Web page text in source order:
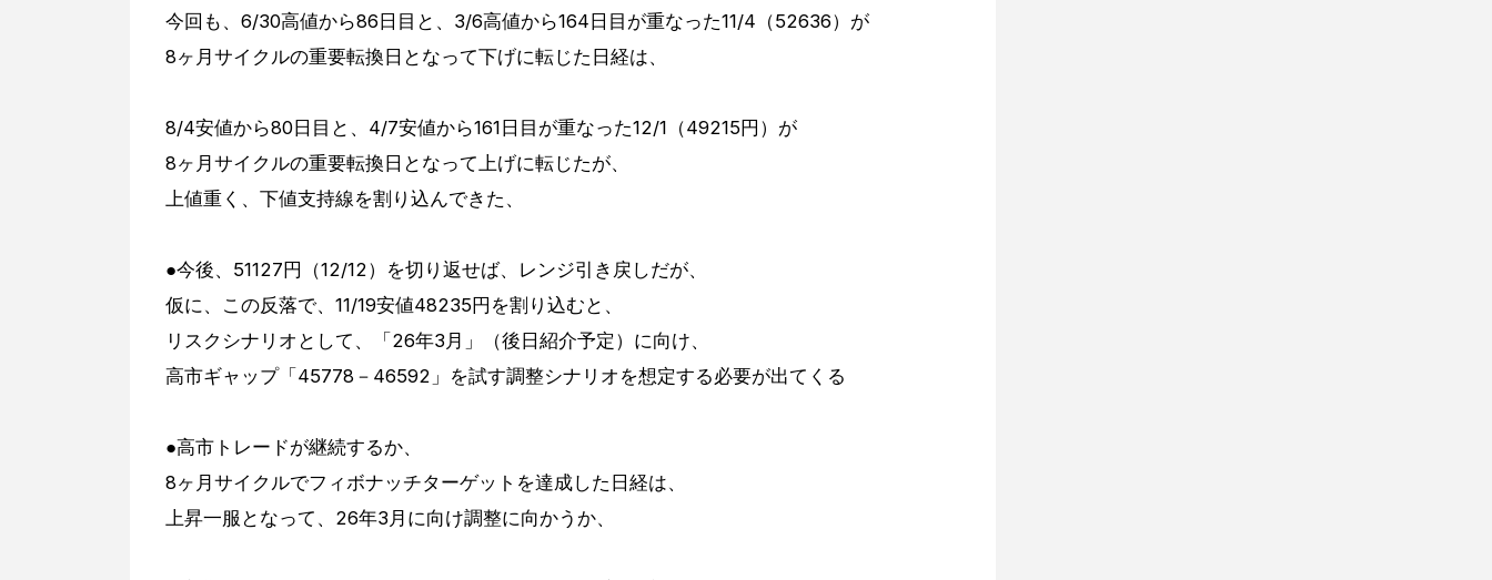
今回も、6/30高値から86日目と、3/6高値から164日目が重なった11/4（52636）が
8ヶ月サイクルの重要転換日となって下げに転じた日経は、
8/4安値から80日目と、4/7安値から161日目が重なった12/1（49215円）が
8ヶ月サイクルの重要転換日となって上げに転じたが、
上値重く、下値支持線を割り込んできた、
●今後、51127円（12/12）を切り返せば、レンジ引き戻しだが、
仮に、この反落で、11/19安値48235円を割り込むと、
リスクシナリオとして、「26年3月」（後日紹介予定）に向け、
高市ギャップ「45778－46592」を試す調整シナリオを想定する必要が出てくる
●高市トレードが継続するか、
8ヶ月サイクルでフィボナッチターゲットを達成した日経は、
上昇一服となって、26年3月に向け調整に向かうか、